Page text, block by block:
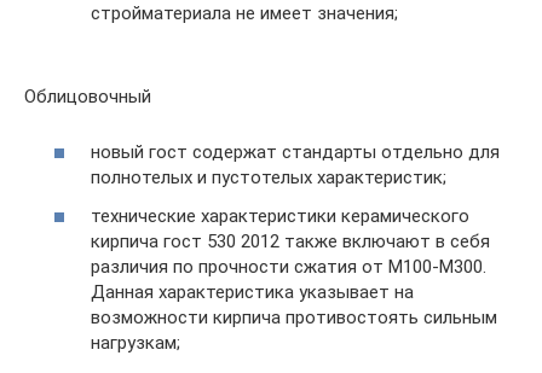
стройматериала не имеет значения;
Облицовочный
новый гост содержат стандарты отдельно для
полнотелых и пустотелых характеристик;
технические характеристики керамического
кирпича гост 530 2012 также включают в себя
различия по прочности сжатия от М100-М300.
Данная характеристика указывает на
возможности кирпича противостоять сильным
нагрузкам;